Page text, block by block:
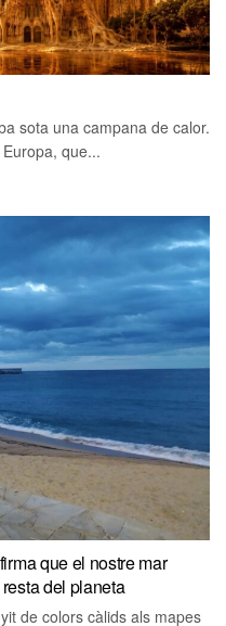
sota una campana de calor.
que...
que el nostre mar
del planeta
de colors càlids als mapes